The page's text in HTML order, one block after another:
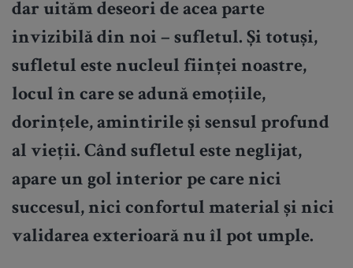
dar uităm deseori de acea parte
invizibilă din noi – sufletul. Și totuși,
sufletul este nucleul ființei noastre,
locul în care se adună emoțiile,
dorințele, amintirile și sensul profund
al vieții. Când sufletul este neglijat,
apare un gol interior pe care nici
succesul, nici confortul material și nici
validarea exterioară nu îl pot umple.